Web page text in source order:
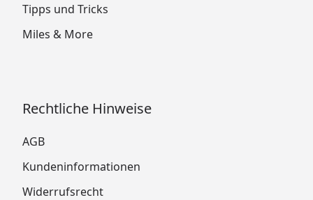
Tipps und Tricks
Miles & More
Rechtliche Hinweise
AGB
Kundeninformationen
Widerrufsrecht